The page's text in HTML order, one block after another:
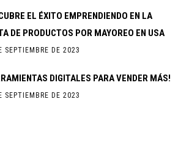
EL ÉXITO EMPRENDIENDO EN LA
DE PRODUCTOS POR MAYOREO EN USA
SEPTIEMBRE DE 2023
DIGITALES PARA VENDER MÁS!
SEPTIEMBRE DE 2023